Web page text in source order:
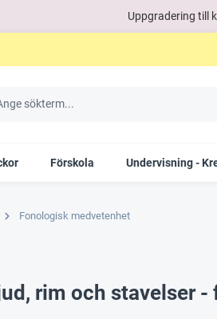
Uppgradering till
Förskola Undervisning -
Fonologisk medvetenhet
rim och stavelser